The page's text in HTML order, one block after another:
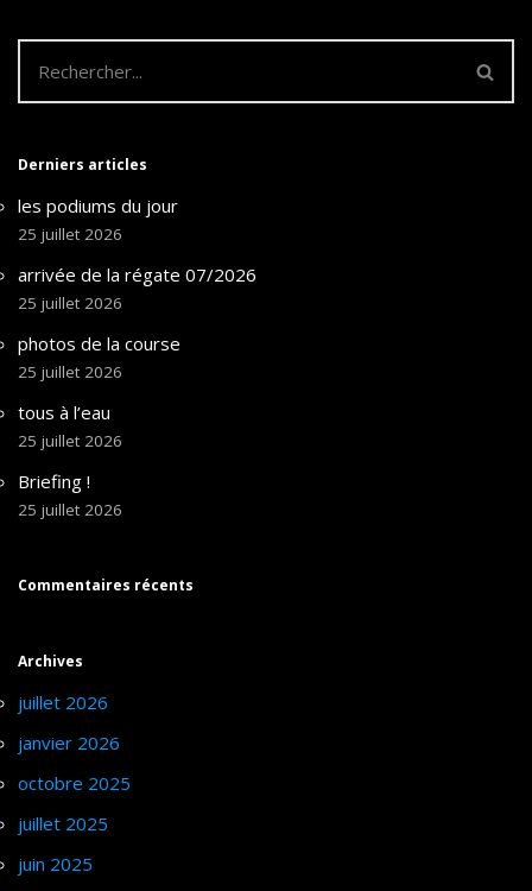
Derniers articles
les podiums du jour
25 juillet 2026
arrivée de la régate 07/2026
25 juillet 2026
photos de la course
25 juillet 2026
tous à l’eau
25 juillet 2026
Briefing !
25 juillet 2026
Commentaires récents
Archives
juillet 2026
janvier 2026
octobre 2025
juillet 2025
juin 2025